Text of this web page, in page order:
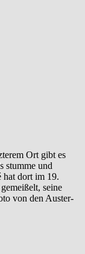
Ort gibt es
stumme und
hat dort im 19.
seine
von den Auster-